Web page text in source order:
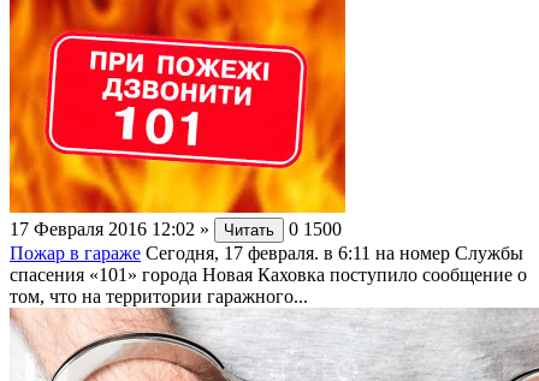
17 Февраля 2016 12:02 » Читать 0 1500
Пожар в гараже Сегодня, 17 февраля. в 6:11 на номер Службы
спасения «101» города Новая Каховка поступило сообщение о
том, что на территории гаражного...